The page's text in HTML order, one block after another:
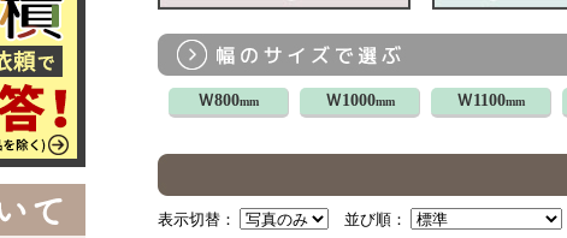
Ｗ800mm Ｗ1000mm Ｗ1100mm
表示切替： 並び順：